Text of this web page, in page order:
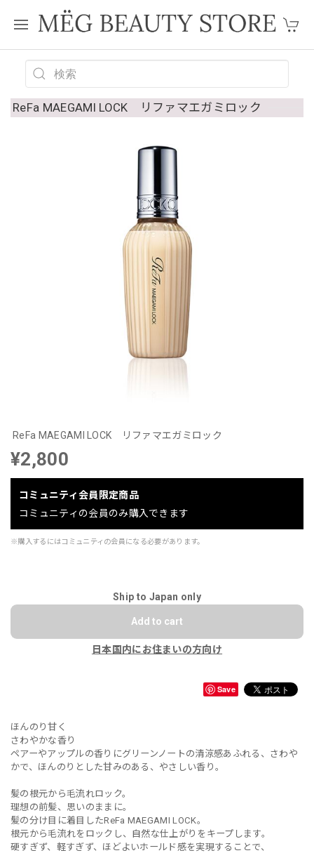
ReFa MAEGAMI LOCK リファマエガミロック
ReFa MAEGAMI LOCK リファマエガミロック
¥2,800
コミュニティ会員限定商品
コミュニティの会員のみ購入できます
※購入するにはコミュニティの会員になる必要があります。
Ship to Japan only
Add to cart
日本国内にお住まいの方向け
Save
ほんのり甘く
さわやかな香り
ペアーやアップルの香りにグリーンノートの清涼感あふれる、さわや
かで、ほんのりとした甘みのある、やさしい香り。
髪の根元から毛流れロック。
理想の前髪、思いのままに。
髪の分け目に着目したReFa MAEGAMI LOCK。
根元から毛流れをロックし、自然な仕上がりをキープします。
硬すぎず、軽すぎず、ほどよいホールド感を実現することで、